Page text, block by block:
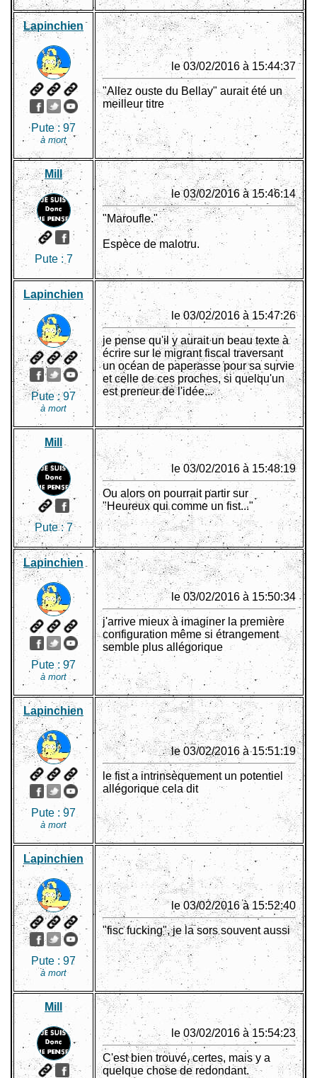
Lapinchien
Pute : 97
à mort
le 03/02/2016 à 15:44:37
"Allez ouste du Bellay" aurait été un
meilleur titre
Mill
Pute : 7
le 03/02/2016 à 15:46:14
"Maroufle."
Espèce de malotru.
Lapinchien
Pute :97
à mort
le 03/02/2016 à 15:47:26
je pense qu'il y aurait un beau texte à
écrire sur le migrant fiscal traversant
un océan de paperasse pour sa survie
et celle de ces proches, si quelqu'un
est preneur de l'idée...
Mill
Pute :7
le 03/02/2016 à 15:48:19
Ou alors on pourrait partir sur
"Heureux qui comme un fist..."
Lapinchien
Pute : 97
à mort
le 03/02/2016 à 15:50:34
j'arrive mieux à imaginer la première
configuration même si étrangement
semble plus allégorique
Lapinchien
Pute : 97
à mort
le 03/02/2016 à 15:51:19
le fist a intrinsèquement un potentiel
allégorique cela dit
Lapinchien
Pute : 97
à mort
le 03/02/2016 à 15:52:40
"fisc fucking", je la sors souvent aussi
Mill
le 03/02/2016 à 15:54:23
C'est bien trouvé, certes, mais y a
quelque chose de redondant.